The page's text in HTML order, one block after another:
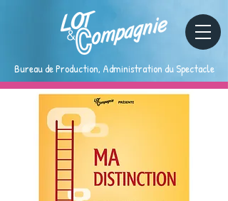
Bureau de Production, Administration du Spectacle